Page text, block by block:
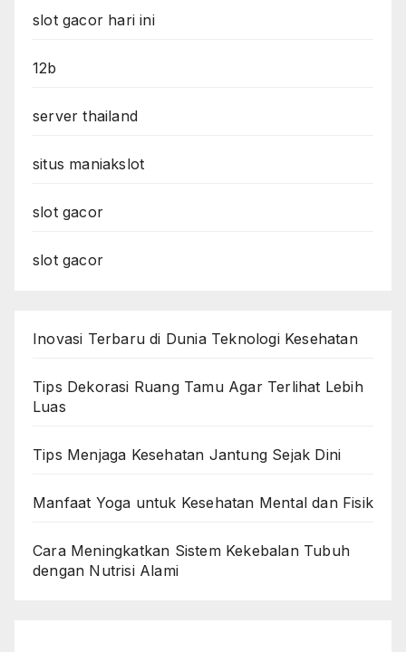
slot gacor hari ini
12b
server thailand
situs maniakslot
slot gacor
slot gacor
Inovasi Terbaru di Dunia Teknologi Kesehatan
Tips Dekorasi Ruang Tamu Agar Terlihat Lebih
Luas
Tips Menjaga Kesehatan Jantung Sejak Dini
Manfaat Yoga untuk Kesehatan Mental dan Fisik
Cara Meningkatkan Sistem Kekebalan Tubuh
dengan Nutrisi Alami